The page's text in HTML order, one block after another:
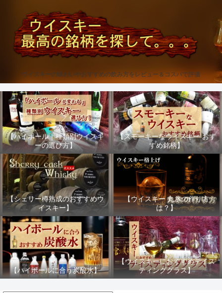
ウイスキーの味わいやおすすめの飲み方をレビュー＆コスパで評価
【ハイボール｜種類別ウイスキ
ーの選び方】
【スモーキーなウイスキー おす
すめ銘柄】
【シェリー樽熟成のおすすめウ
イスキー】
【ウイスキー 丸氷の作り方
は？】
【ハイボールに合う炭酸水】
【ウイスキーにおすすめテイス
ティンググラス】